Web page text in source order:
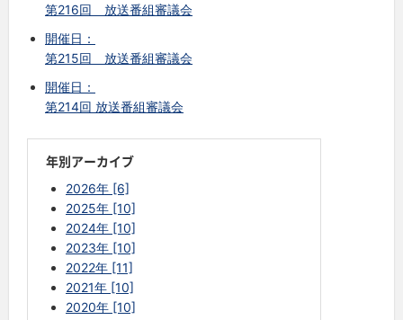
第216回 放送番組審議会
開催日：
第215回 放送番組審議会
開催日：
第214回 放送番組審議会
年別アーカイブ
2026年 [6]
2025年 [10]
2024年 [10]
2023年 [10]
2022年 [11]
2021年 [10]
2020年 [10]